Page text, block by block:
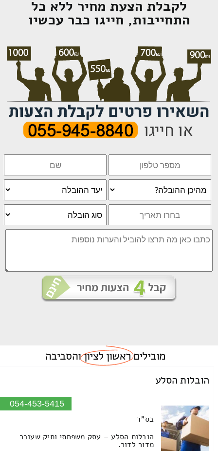
לקבלת הצעת מחיר ללא כל
התחייבות, חייגו כבר עכשיו
מוביליםראשון לציוןוהסביבה
הובלות הסלע
054-453-5415
בס"ד
הובלות הסלע – עסק משפחתי ותיק שעובר
מדור לדור.